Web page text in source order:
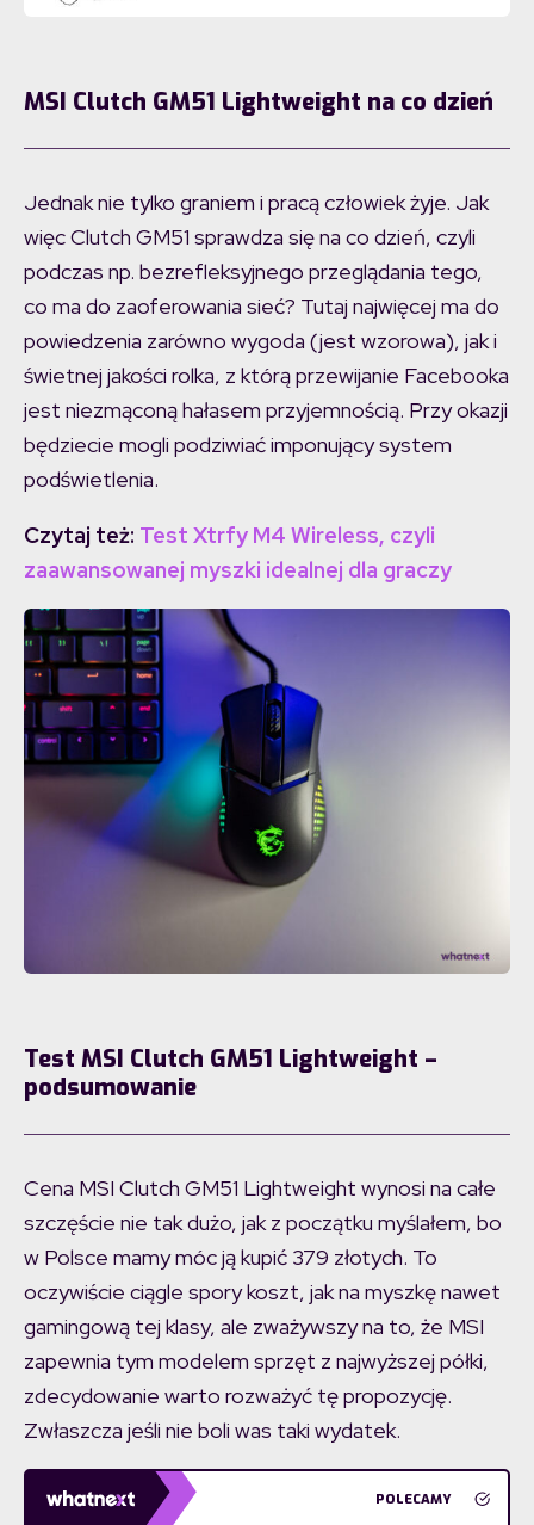
MSI Clutch GM51 Lightweight na co dzień
Jednak nie tylko graniem i pracą człowiek żyje. Jak
więc Clutch GM51 sprawdza się na co dzień, czyli
podczas np. bezrefleksyjnego przeglądania tego,
co ma do zaoferowania sieć? Tutaj najwięcej ma do
powiedzenia zarówno wygoda (jest wzorowa), jak i
świetnej jakości rolka, z którą przewijanie Facebooka
jest niezmąconą hałasem przyjemnością. Przy okazji
będziecie mogli podziwiać imponujący system
podświetlenia.
Czytaj też: Test Xtrfy M4 Wireless, czyli
zaawansowanej myszki idealnej dla graczy
Test MSI Clutch GM51 Lightweight –
podsumowanie
Cena MSI Clutch GM51 Lightweight wynosi na całe
szczęście nie tak dużo, jak z początku myślałem, bo
w Polsce mamy móc ją kupić 379 złotych. To
oczywiście ciągle spory koszt, jak na myszkę nawet
gamingową tej klasy, ale zważywszy na to, że MSI
zapewnia tym modelem sprzęt z najwyższej półki,
zdecydowanie warto rozważyć tę propozycję.
Zwłaszcza jeśli nie boli was taki wydatek.
POLECAMY